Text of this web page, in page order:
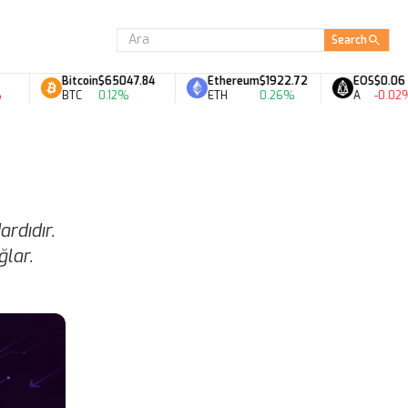
Search
Bitcoin
BTC
$65047.84
0.12%
Ethereum
ETH
$1922.72
0.26%
EOS$0.06
-0.02%